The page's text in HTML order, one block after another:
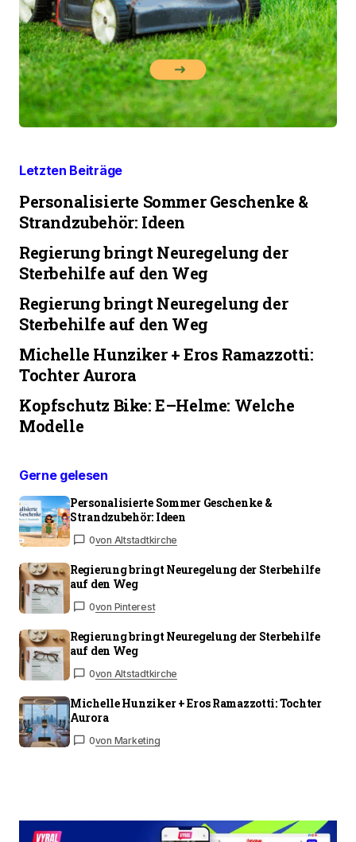
Letzten Beiträge
Personalisierte Sommer Geschenke &
Strandzubehör: Ideen
Regierung bringt Neuregelung der
Sterbehilfe auf den Weg
Regierung bringt Neuregelung der
Sterbehilfe auf den Weg
Michelle Hunziker + Eros Ramazzotti:
Tochter Aurora
Kopfschutz Bike: E–Helme: Welche
Modelle
Gerne gelesen
Personalisierte Sommer Geschenke &
Strandzubehör: Ideen
0von Altstadtkirche
Regierung bringt Neuregelung der Sterbehilfe
auf den Weg
0von Pinterest
Regierung bringt Neuregelung der Sterbehilfe
auf den Weg
0von Altstadtkirche
Michelle Hunziker + Eros Ramazzotti: Tochter
Aurora
0von Marketing